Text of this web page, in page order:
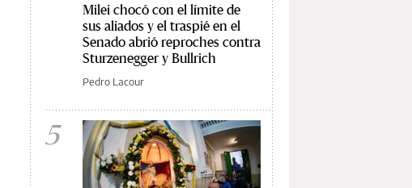
Milei chocó con el límite de
sus aliados y el traspié en el
Senado abrió reproches contra
Sturzenegger y Bullrich
Pedro Lacour
5